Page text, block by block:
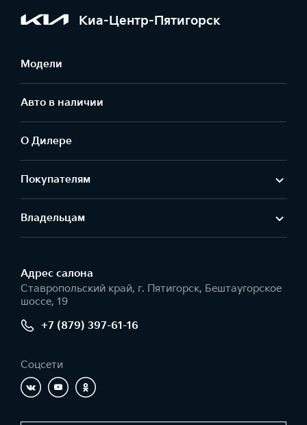
Киа-Центр-Пятигорск
Модели
Авто в наличии
О Дилере
Покупателям
Владельцам
Адрес салонa
Ставропольский край, г. Пятигорск, Бештаугорское
шоссе, 19
+7 (879) 397-61-16
Соцсети